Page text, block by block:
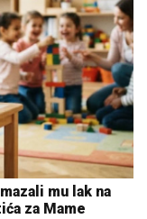
mu lak na
za Mame